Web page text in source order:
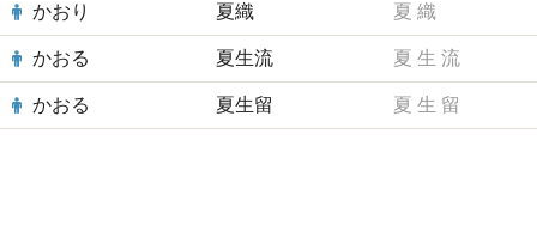
かおり 夏織 夏 織
かおる 夏生流 夏 生 流
かおる 夏生留 夏 生 留